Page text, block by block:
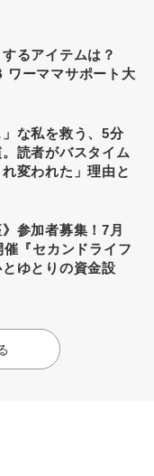
るアイテムは？
ワーママサポート大
な私を救う、5分
読者がバスタイム
変われた」理由と
参加者募集！7月
『セカンドライフ
ゆとりの資金設